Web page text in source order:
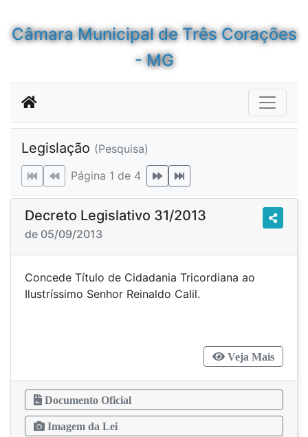
Câmara Municipal de Três Corações
- MG
Legislação (Pesquisa)
Página 1 de 4
Decreto Legislativo 31/2013
de 05/09/2013
Concede Título de Cidadania Tricordiana ao
Ilustríssimo Senhor Reinaldo Calil.
Veja Mais
Documento Oficial
Imagem da Lei